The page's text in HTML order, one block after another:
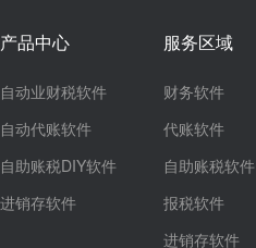
产品中心
自动业财税软件
自动代账软件
自助账税DIY软件
进销存软件
服务区域
财务软件
代账软件
自助账税软件
报税软件
进销存软件